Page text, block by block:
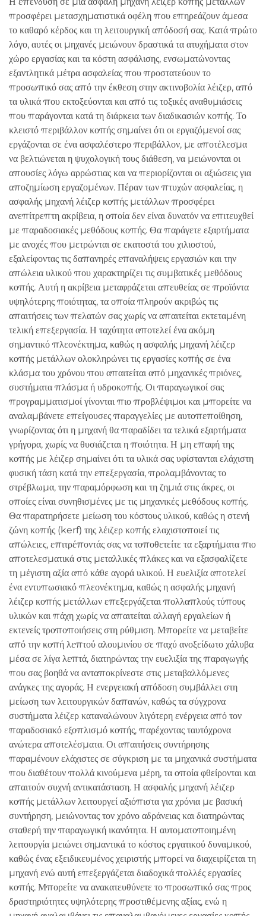
προσφέρει μετασχηματιστικά οφέλη που επηρεάζουν άμεσα
το καθαρό κέρδος και τη λειτουργική απόδοσή σας. Κατά πρώτο
λόγο, αυτές οι μηχανές μειώνουν δραστικά τα ατυχήματα στον
χώρο εργασίας και τα κόστη ασφάλισης, ενσωματώνοντας
εξαντλητικά μέτρα ασφαλείας που προστατεύουν το
προσωπικό σας από την έκθεση στην ακτινοβολία λέιζερ, από
τα υλικά που εκτοξεύονται και από τις τοξικές αναθυμιάσεις
που παράγονται κατά τη διάρκεια των διαδικασιών κοπής. Το
κλειστό περιβάλλον κοπής σημαίνει ότι οι εργαζόμενοί σας
εργάζονται σε ένα ασφαλέστερο περιβάλλον, με αποτέλεσμα
να βελτιώνεται η ψυχολογική τους διάθεση, να μειώνονται οι
απουσίες λόγω αρρώστιας και να περιορίζονται οι αξιώσεις για
αποζημίωση εργαζομένων. Πέραν των πτυχών ασφαλείας, η
ασφαλής μηχανή λέιζερ κοπής μετάλλων προσφέρει
ανεπίτρεπτη ακρίβεια, η οποία δεν είναι δυνατόν να επιτευχθεί
με παραδοσιακές μεθόδους κοπής. Θα παράγετε εξαρτήματα
με ανοχές που μετρώνται σε εκατοστά του χιλιοστού,
εξαλείφοντας τις δαπανηρές επαναλήψεις εργασιών και την
απώλεια υλικού που χαρακτηρίζει τις συμβατικές μεθόδους
κοπής. Αυτή η ακρίβεια μεταφράζεται απευθείας σε προϊόντα
υψηλότερης ποιότητας, τα οποία πληρούν ακριβώς τις
απαιτήσεις των πελατών σας χωρίς να απαιτείται εκτεταμένη
τελική επεξεργασία. Η ταχύτητα αποτελεί ένα ακόμη
σημαντικό πλεονέκτημα, καθώς η ασφαλής μηχανή λέιζερ
κοπής μετάλλων ολοκληρώνει τις εργασίες κοπής σε ένα
κλάσμα του χρόνου που απαιτείται από μηχανικές πριόνες,
συστήματα πλάσμα ή υδροκοπής. Οι παραγωγικοί σας
προγραμματισμοί γίνονται πιο προβλέψιμοι και μπορείτε να
αναλαμβάνετε επείγουσες παραγγελίες με αυτοπεποίθηση,
γνωρίζοντας ότι η μηχανή θα παραδίδει τα τελικά εξαρτήματα
γρήγορα, χωρίς να θυσιάζεται η ποιότητα. Η μη επαφή της
κοπής με λέιζερ σημαίνει ότι τα υλικά σας υφίστανται ελάχιστη
φυσική τάση κατά την επεξεργασία, προλαμβάνοντας το
στρέβλωμα, την παραμόρφωση και τη ζημιά στις άκρες, οι
οποίες είναι συνηθισμένες με τις μηχανικές μεθόδους κοπής.
Θα παρατηρήσετε μείωση του κόστους υλικού, καθώς η στενή
ζώνη κοπής (kerf) της λέιζερ κοπής ελαχιστοποιεί τις
απώλειες, επιτρέποντάς σας να τοποθετείτε τα εξαρτήματα πιο
αποτελεσματικά στις μεταλλικές πλάκες και να εξασφαλίζετε
τη μέγιστη αξία από κάθε αγορά υλικού. Η ευελιξία αποτελεί
ένα εντυπωσιακό πλεονέκτημα, καθώς η ασφαλής μηχανή
λέιζερ κοπής μετάλλων επεξεργάζεται πολλαπλούς τύπους
υλικών και πάχη χωρίς να απαιτείται αλλαγή εργαλείων ή
εκτενείς τροποποιήσεις στη ρύθμιση. Μπορείτε να μεταβείτε
από την κοπή λεπτού αλουμινίου σε παχύ ανοξείδωτο χάλυβα
μέσα σε λίγα λεπτά, διατηρώντας την ευελιξία της παραγωγής
που σας βοηθά να ανταποκρίνεστε στις μεταβαλλόμενες
ανάγκες της αγοράς. Η ενεργειακή απόδοση συμβάλλει στη
μείωση των λειτουργικών δαπανών, καθώς τα σύγχρονα
συστήματα λέιζερ καταναλώνουν λιγότερη ενέργεια από τον
παραδοσιακό εξοπλισμό κοπής, παρέχοντας ταυτόχρονα
ανώτερα αποτελέσματα. Οι απαιτήσεις συντήρησης
παραμένουν ελάχιστες σε σύγκριση με τα μηχανικά συστήματα
που διαθέτουν πολλά κινούμενα μέρη, τα οποία φθείρονται και
απαιτούν συχνή αντικατάσταση. Η ασφαλής μηχανή λέιζερ
κοπής μετάλλων λειτουργεί αξιόπιστα για χρόνια με βασική
συντήρηση, μειώνοντας τον χρόνο αδράνειας και διατηρώντας
σταθερή την παραγωγική ικανότητα. Η αυτοματοποιημένη
λειτουργία μειώνει σημαντικά το κόστος εργατικού δυναμικού,
καθώς ένας εξειδικευμένος χειριστής μπορεί να διαχειρίζεται τη
μηχανή ενώ αυτή επεξεργάζεται διαδοχικά πολλές εργασίες
κοπής. Μπορείτε να ανακατευθύνετε το προσωπικό σας προς
δραστηριότητες υψηλότερης προστιθέμενης αξίας, ενώ η